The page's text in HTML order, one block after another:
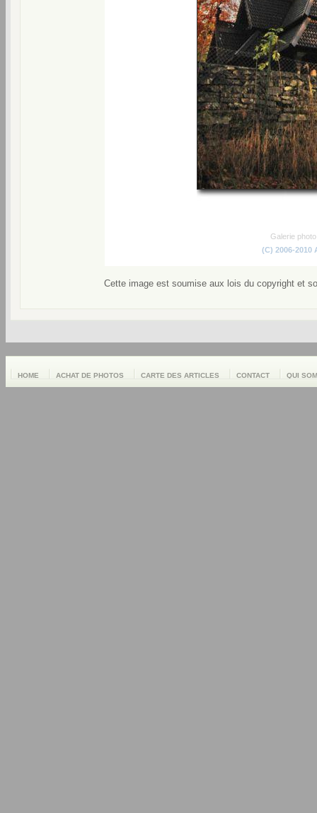
Galerie
(C) 2006-2010
Cette image est soumise aux lois du copyright et
HOME ACHAT DE PHOTOS CARTE DES ARTICLES CONTACT QUI